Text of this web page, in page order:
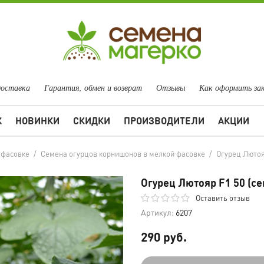
Гарантия, обмен и возврат Отзывы Как оформить
НОВИНКИ СКИДКИ ПРОИЗВОДИТЕЛИ АКЦИИ
/ Семена огурцов корнишонов в мелкой фасовке / Огурец
Огурец Лютояр F1 50
Оставить отзыв
Артикул: 6207
290 руб.